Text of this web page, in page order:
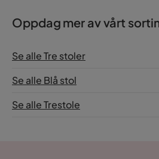
Oppdag mer av vårt
Se alle Tre stoler
Se alle Blå stol
Se alle Trestole